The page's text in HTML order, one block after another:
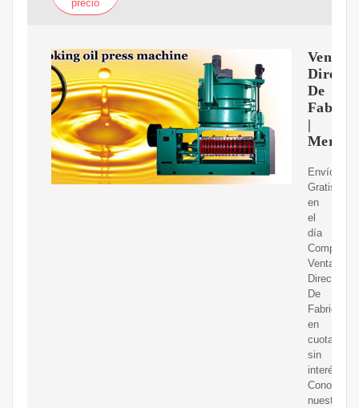
precio
Venta
Directa
De
Fabrica
|
Envíos
Gratis
en
el
día
Comprá
Venta
Directa
De
Fabrica
en
cuotas
sin
interés!
Conocé
nuestras